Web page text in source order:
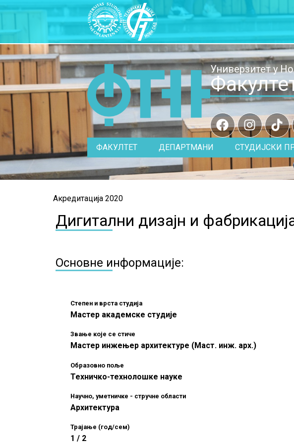
Универзитет у
ФАКУЛТЕТ ДЕПАРТМАНИ СТУДИЈСКИ
Акредитација 2020
Дигитални дизајн и
Основне информације:
Степен и врста студија
Мастер академске студије
Звање које се стиче
Мастер инжењер архитектуре (Маст. инж. арх.)
Образовно поље
Техничко-технолошке науке
Научно, уметничке - стручне области
Архитектура
Трајање (год/сем)
1 / 2